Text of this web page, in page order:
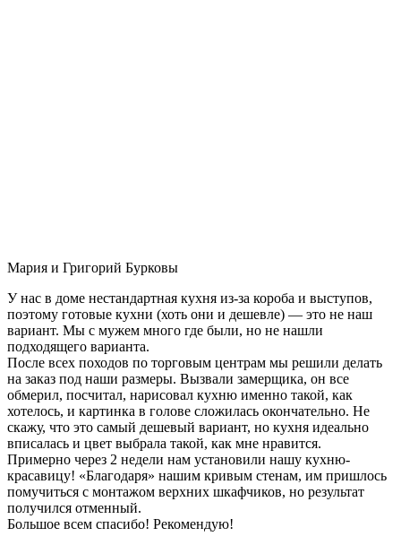
Мария и Григорий Бурковы
У нас в доме нестандартная кухня из-за короба и выступов,
поэтому готовые кухни (хоть они и дешевле) — это не наш
вариант. Мы с мужем много где были, но не нашли
подходящего варианта.
После всех походов по торговым центрам мы решили делать
на заказ под наши размеры. Вызвали замерщика, он все
обмерил, посчитал, нарисовал кухню именно такой, как
хотелось, и картинка в голове сложилась окончательно. Не
скажу, что это самый дешевый вариант, но кухня идеально
вписалась и цвет выбрала такой, как мне нравится.
Примерно через 2 недели нам установили нашу кухню-
красавицу! «Благодаря» нашим кривым стенам, им пришлось
помучиться с монтажом верхних шкафчиков, но результат
получился отменный.
Большое всем спасибо! Рекомендую!